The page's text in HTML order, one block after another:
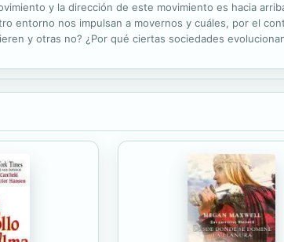
y la dirección de este movimiento es hacia
entorno nos impulsan a movernos y cuáles, por el
y otras no? ¿Por qué ciertas sociedades